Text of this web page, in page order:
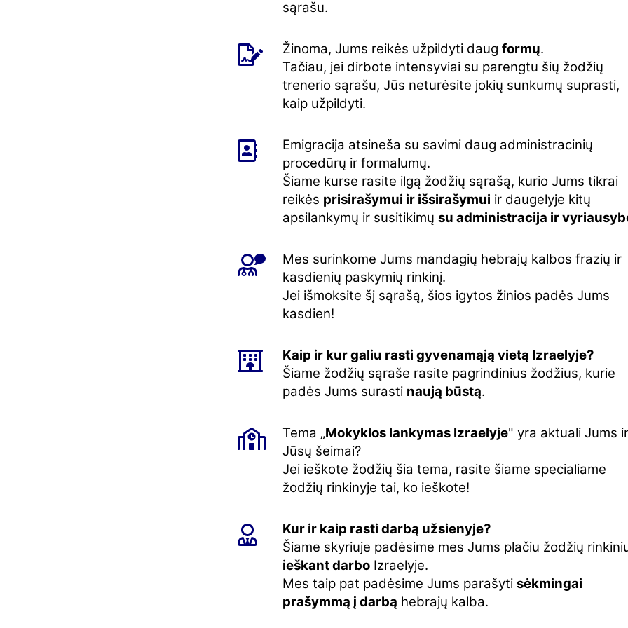
sąrašu.
Žinoma, Jums reikės užpildyti daug formų.
Tačiau, jei dirbote intensyviai su parengtu šių žodžių
trenerio sąrašu, Jūs neturėsite jokių sunkumų suprasti,
kaip užpildyti.
Emigracija atsineša su savimi daug administracinių
procedūrų ir formalumų.
Šiame kurse rasite ilgą žodžių sąrašą, kurio Jums tikrai
reikės prisirašymui ir išsirašymui ir daugelyje kitų
apsilankymų ir susitikimų su administracija ir
Mes surinkome Jums mandagių hebrajų kalbos frazių ir
kasdienių paskymių rinkinį.
Jei išmoksite šį sąrašą, šios igytos žinios padės Jums
kasdien!
Kaip ir kur galiu rasti gyvenamąją vietą Izraelyje?
Šiame žodžių sąraše rasite pagrindinius žodžius, kurie
padės Jums surasti naują būstą.
Tema „Mokyklos lankymas Izraelyje" yra aktuali Jums ir
Jūsų šeimai?
Jei ieškote žodžių šia tema, rasite šiame specialiame
žodžių rinkinyje tai, ko ieškote!
Kur ir kaip rasti darbą užsienyje?
Šiame skyriuje padėsime mes Jums plačiu žodžių
ieškant darbo Izraelyje.
Mes taip pat padėsime Jums parašyti sėkmingai
prašymmą į darbą hebrajų kalba.